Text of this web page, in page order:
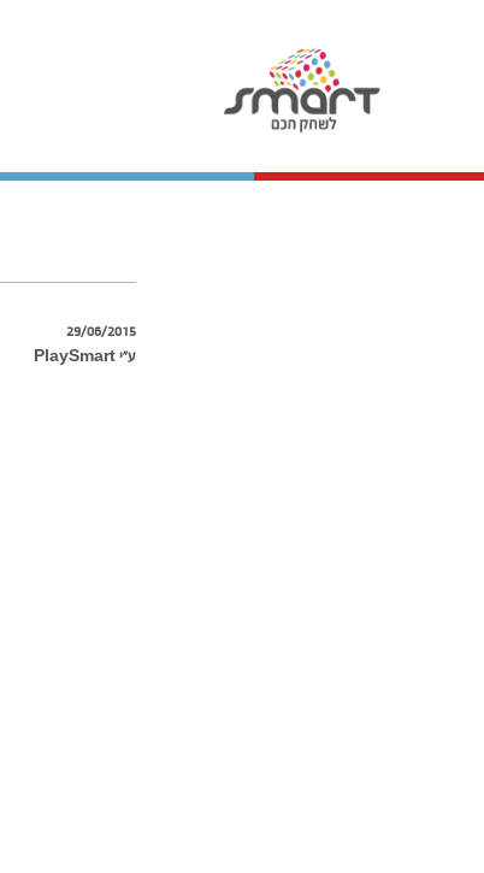
29/06/2015
ע״י PlaySmart